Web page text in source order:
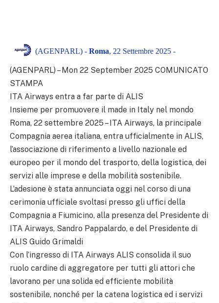
(AGENPARL) - Roma, 22 Settembre 2025 -
(AGENPARL) – Mon 22 September 2025 COMUNICATO
STAMPA
ITA Airways entra a far parte di ALIS
Insieme per promuovere il made in Italy nel mondo
Roma, 22 settembre 2025 – ITA Airways, la principale
Compagnia aerea italiana, entra ufficialmente in ALIS,
l’associazione di riferimento a livello nazionale ed
europeo per il mondo del trasporto, della logistica, dei
servizi alle imprese e della mobilità sostenibile.
L’adesione è stata annunciata oggi nel corso di una
cerimonia ufficiale svoltasi presso gli uffici della
Compagnia a Fiumicino, alla presenza del Presidente di
ITA Airways, Sandro Pappalardo, e del Presidente di
ALIS Guido Grimaldi
Con l’ingresso di ITA Airways ALIS consolida il suo
ruolo cardine di aggregatore per tutti gli attori che
lavorano per una solida ed efficiente mobilità
sostenibile, nonché per la catena logistica ed i servizi